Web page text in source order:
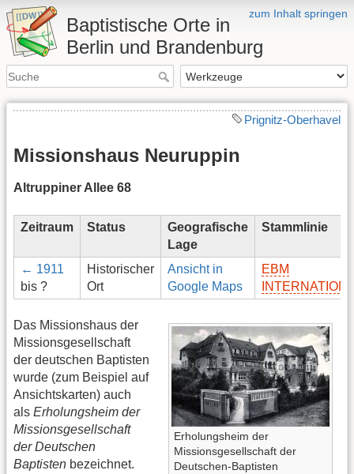
zum Inhalt springen
Baptistische Orte in
Berlin und Brandenburg
Prignitz-Oberhavel
Missionshaus Neuruppin
Altruppiner Allee 68
Zeitraum Status
Geografische
Lage
Stammlinie
← 1911
bis ?
Historischer
Ort
Ansicht in
Google Maps
EBM
Erholungsheim der
Missionsgesellschaft der
Deutschen-Baptisten
Das Missionshaus der
Missionsgesellschaft
der deutschen Baptisten
wurde (zum Beispiel auf
Ansichtskarten) auch
als Erholungsheim der
Missionsgesellschaft
der Deutschen
Baptisten bezeichnet.